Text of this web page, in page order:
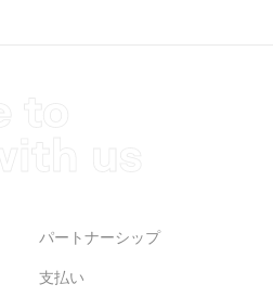
パートナーシップ
支払い